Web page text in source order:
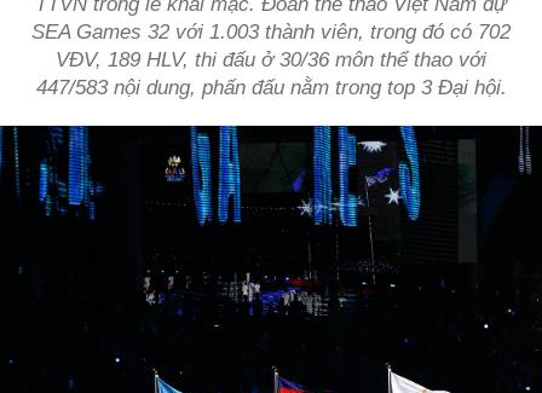
SEA Games 32 với 1.003 thành viên, trong đó có 702
VĐV, 189 HLV, thi đấu ở 30/36 môn thể thao với
447/583 nội dung, phấn đấu nằm trong top 3 Đại hội.